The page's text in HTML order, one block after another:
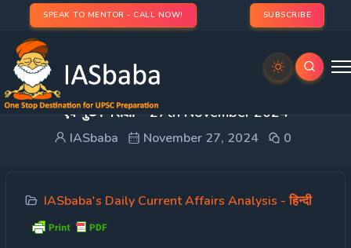
SPEAK TO MENTOR - CALL NOW! SUBSCRIBE
DAILY CURRENT AFFAIRS IAS हिन्दी | UPSC प्रारंभिक
एवं मुख्य परीक्षा – 27th November 2024
IASbaba November 27, 2024 0
IASbaba's Daily Current Affairs Analysis - हिन्दी